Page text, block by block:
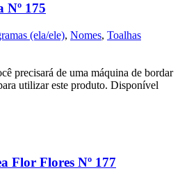
Nº 175
(ela/ele), Nomes, Toalhas
precisará de uma máquina de bordar
utilizar este produto. Disponível
Flor Flores Nº 177